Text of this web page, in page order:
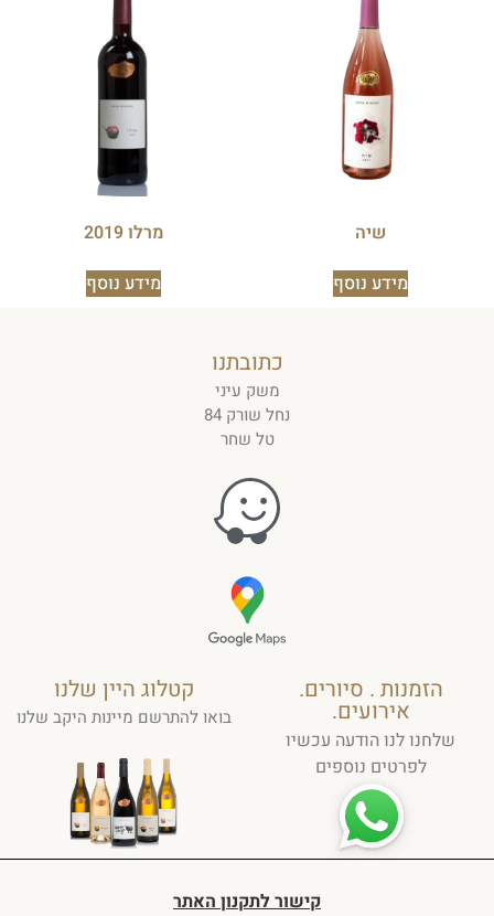
שיה
מידע נוסף
מרלו 2019
מידע נוסף
כתובתנו
משק עיני
נחל שורק 84
טל שחר
הזמנות . סיורים.
אירועים.
שלחנו לנו הודעה עכשיו
לפרטים נוספים
קטלוג היין שלנו
בואו להתרשם מיינות היקב שלנו
קישור לתקנון האתר